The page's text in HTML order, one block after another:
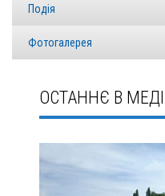
Подія
Фотогалерея
ОСТАННЄ В